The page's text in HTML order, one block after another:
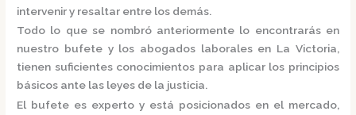
intervenir y resaltar entre los demás.
Todo lo que se nombró anteriormente lo encontrarás en
nuestro bufete y los abogados laborales en La Victoria,
tienen suficientes conocimientos para aplicar los principios
básicos ante las leyes de la justicia.
El bufete es experto y está posicionados en el mercado,